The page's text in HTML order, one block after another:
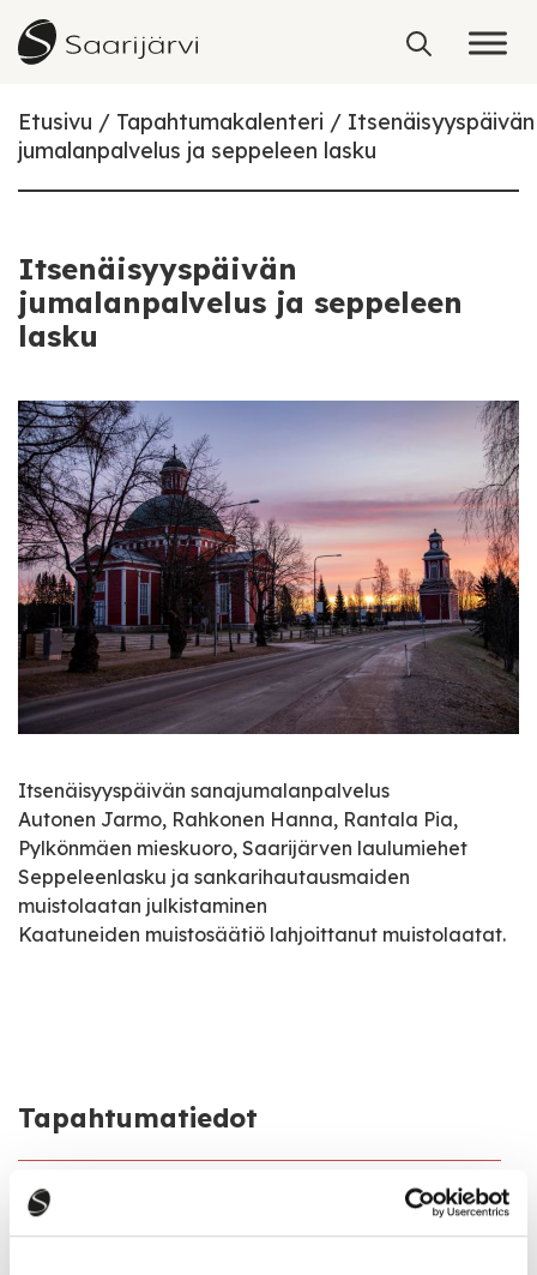
Skip to content
Etusivu Tapahtumakalenteri
Itsenäisyyspäivän
jumalanpalvelus ja seppeleen lasku
Itsenäisyyspäivän
jumalanpalvelus ja seppeleen
lasku
Itsenäisyyspäivän sanajumalanpalvelus
Autonen Jarmo, Rahkonen Hanna, Rantala Pia,
Pylkönmäen mieskuoro, Saarijärven laulumiehet
Seppeleenlasku ja sankarihautausmaiden
muistolaatan julkistaminen
Kaatuneiden muistosäätiö lahjoittanut muistolaatat.
Tapahtumatiedot
Tapahtuman järjestäjä